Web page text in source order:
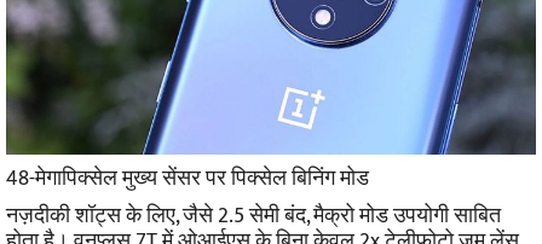
48-मेगापिक्सेल मुख्य सेंसर पर पिक्सेल बिनिंग मोड
नज़दीकी शॉट्स के लिए, जैसे 2.5 सेमी बंद, मैक्रो मोड उपयोगी साबित